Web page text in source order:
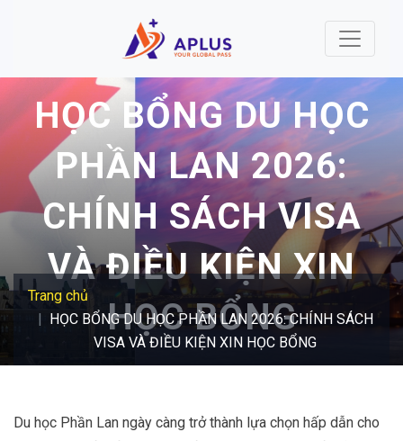
HỌC BỔNG DU HỌC
PHẦN LAN 2026:
CHÍNH SÁCH VISA
VÀ ĐIỀU KIỆN XIN
HỌC BỔNG
Trang chủ
HỌC BỔNG DU HỌC PHẦN LAN 2026: CHÍNH SÁCH
VISA VÀ ĐIỀU KIỆN XIN HỌC BỔNG
Du học Phần Lan ngày càng trở thành lựa chọn hấp dẫn cho